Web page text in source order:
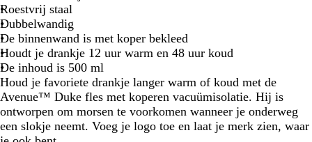
a
a
l
z
w
a
r
t
t
l
v
e
r
i
j
s
Roestvrij staal
Dubbelwandig
De binnenwand is met koper bekleed
Houdt je drankje 12 uur warm en 48 uur koud
De inhoud is 500 ml
Houd je favoriete drankje langer warm of koud met de
Avenue™ Duke fles met koperen vacuümisolatie. Hij is
ontworpen om morsen te voorkomen wanneer je onderweg
een slokje neemt. Voeg je logo toe en laat je merk zien, waar